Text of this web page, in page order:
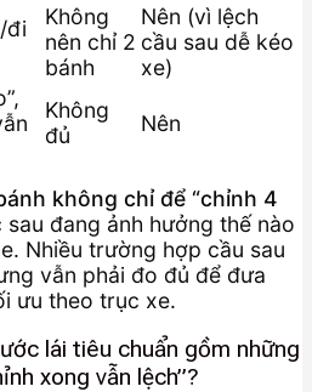
đi
Không
nên chỉ 2
bánh
Nên (vì lệch
cầu sau dễ kéo
xe)
Không
đủ
Nên
không chỉ để “chỉnh 4
đang ảnh hưởng thế nào
Nhiều trường hợp cầu sau
vẫn phải đo đủ để đưa
ưu theo trục xe.
lái tiêu chuẩn gồm những
xong vẫn lệch”?